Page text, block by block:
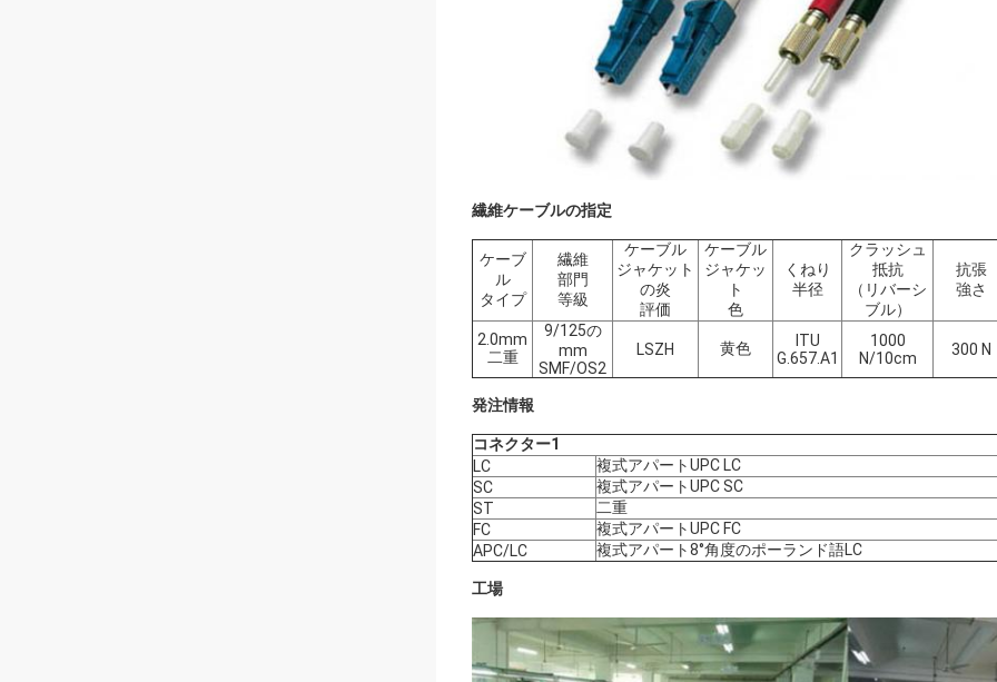
繊維ケーブルの指定
ケーブ
ル
タイプ
繊維
部門
等級
ケーブル
ジャケット
の炎
評価
ケーブル
ジャケッ
ト
色
くねり
半径
クラッシュ
抵抗
（リバーシ
ブル）
抗張
強さ
2.0mm
二重
9/125の
mm
SMF/OS2
LSZH 黄色
ITU
G.657.A1
1000
N/10cm
300 N
発注情報
コネクター1
LC
複式アパートUPC LC
SC
複式アパートUPC SC
ST
二重
FC
複式アパートUPC FC
APC/LC
複式アパート8°角度のポーランド語LC
工場